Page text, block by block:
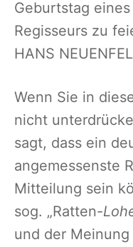
Geburtstag
Regisseurs zu
HANS
Wenn Sie in
nicht
sagt, dass ein
angemessenste
Mitteilung sein
sog. „Ratten-
und der Meinung